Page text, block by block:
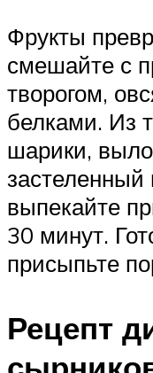
Фрукты
смешайте с
творогом,
белками. Из
шарики,
застеленный
выпекайте
30 минут.
присыпьте
Рецепт